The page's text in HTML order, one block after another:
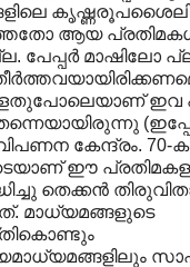
ആയ
പേപ്പര്‍ മാഷിലോ
ഇവ
കേന്ദ്രം. 70-
ഈ
തെക്കന്‍
മാധ്യമങ്ങളുടെ